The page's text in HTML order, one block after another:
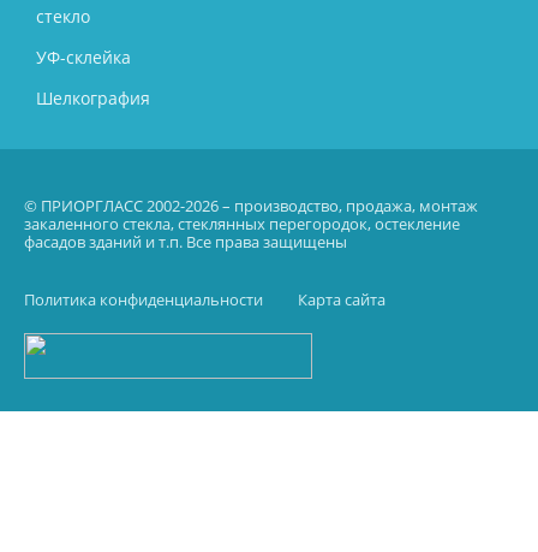
стекло
УФ-склейка
Шелкография
© ПРИОРГЛАСС 2002-2026 – производство, продажа, монтаж
закаленного стекла, стеклянных перегородок, остекление
фасадов зданий и т.п. Все права защищены
Политика конфиденциальности Карта сайта